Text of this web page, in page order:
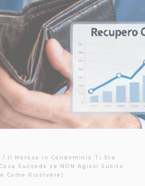
/ Il Moroso in Condominio Ti Sta
Succede se NON Agisci Subito
Come Risolvere)